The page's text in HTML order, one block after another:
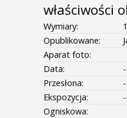
właściwości
Wymiary:
Opublikowane:
Aparat foto:
Data:
Przesłona:
Ekspozycja:
Ogniskowa: